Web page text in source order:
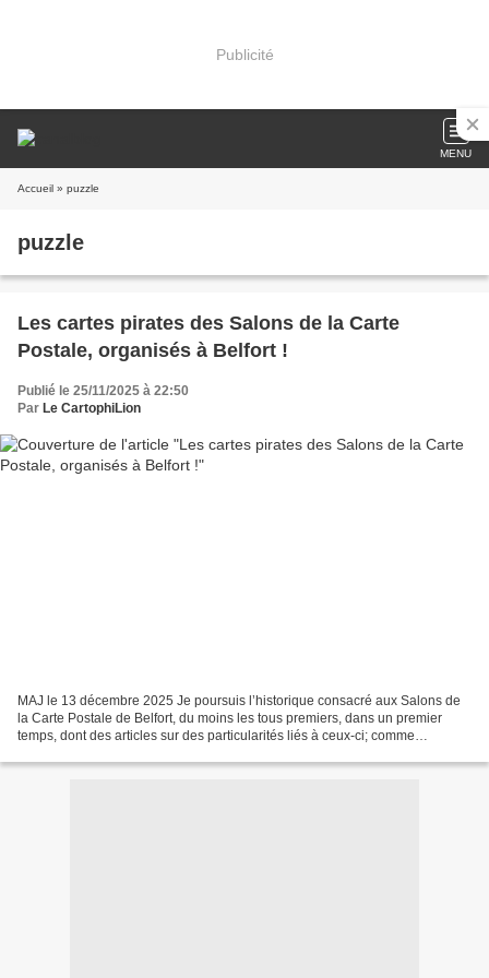
Publicité
MENU
Accueil » puzzle
puzzle
Les cartes pirates des Salons de la Carte
Postale, organisés à Belfort !
Publié le 25/11/2025 à 22:50
Par Le CartophiLion
MAJ le 13 décembre 2025 Je poursuis l’historique consacré aux Salons de
la Carte Postale de Belfort, du moins les tous premiers, dans un premier
temps, dont des articles sur des particularités liés à ceux-ci; comme